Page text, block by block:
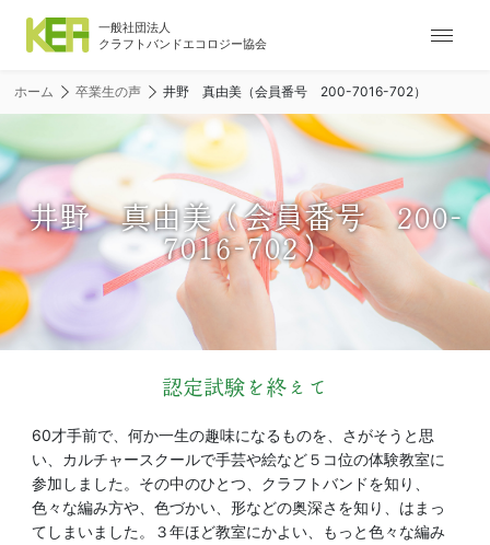
ナ
ー
シ
ョ
ン
メ
ニ
ー
ホーム 卒業生の声 井野 真由美（会員番号 200-7016-702）
井野 真由美（会員番号 200-
7016-702）
認定試験を終えて
60才手前で、何か一生の趣味になるものを、さがそうと思
い、カルチャースクールで手芸や絵など５コ位の体験教室に
参加しました。その中のひとつ、クラフトバンドを知り、
色々な編み方や、色づかい、形などの奥深さを知り、はまっ
てしまいました。３年ほど教室にかよい、もっと色々な編み